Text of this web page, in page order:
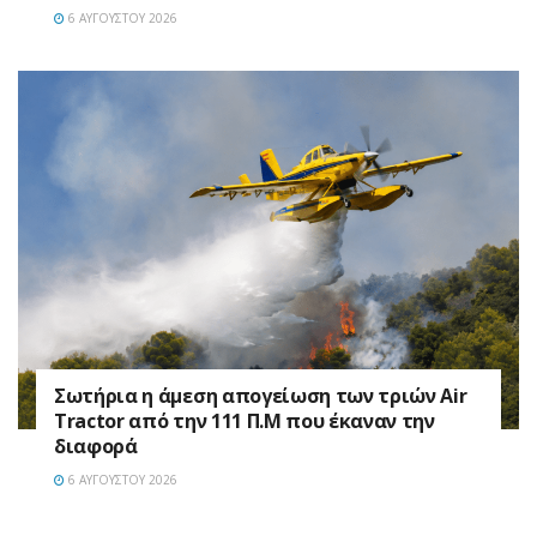
6 ΑΥΓΟΎΣΤΟΥ 2026
Σωτήρια η άμεση απογείωση των τριών Air
Tractor από την 111 Π.M που έκαναν την
διαφορά
6 ΑΥΓΟΎΣΤΟΥ 2026